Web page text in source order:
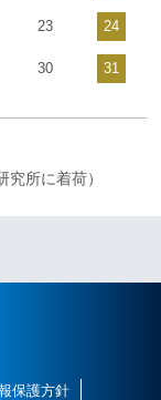
23 24
30 31
所に着荷）
保護方針